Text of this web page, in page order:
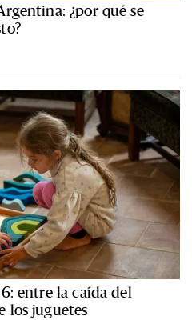
¿por qué se
entre la caída del
los juguetes